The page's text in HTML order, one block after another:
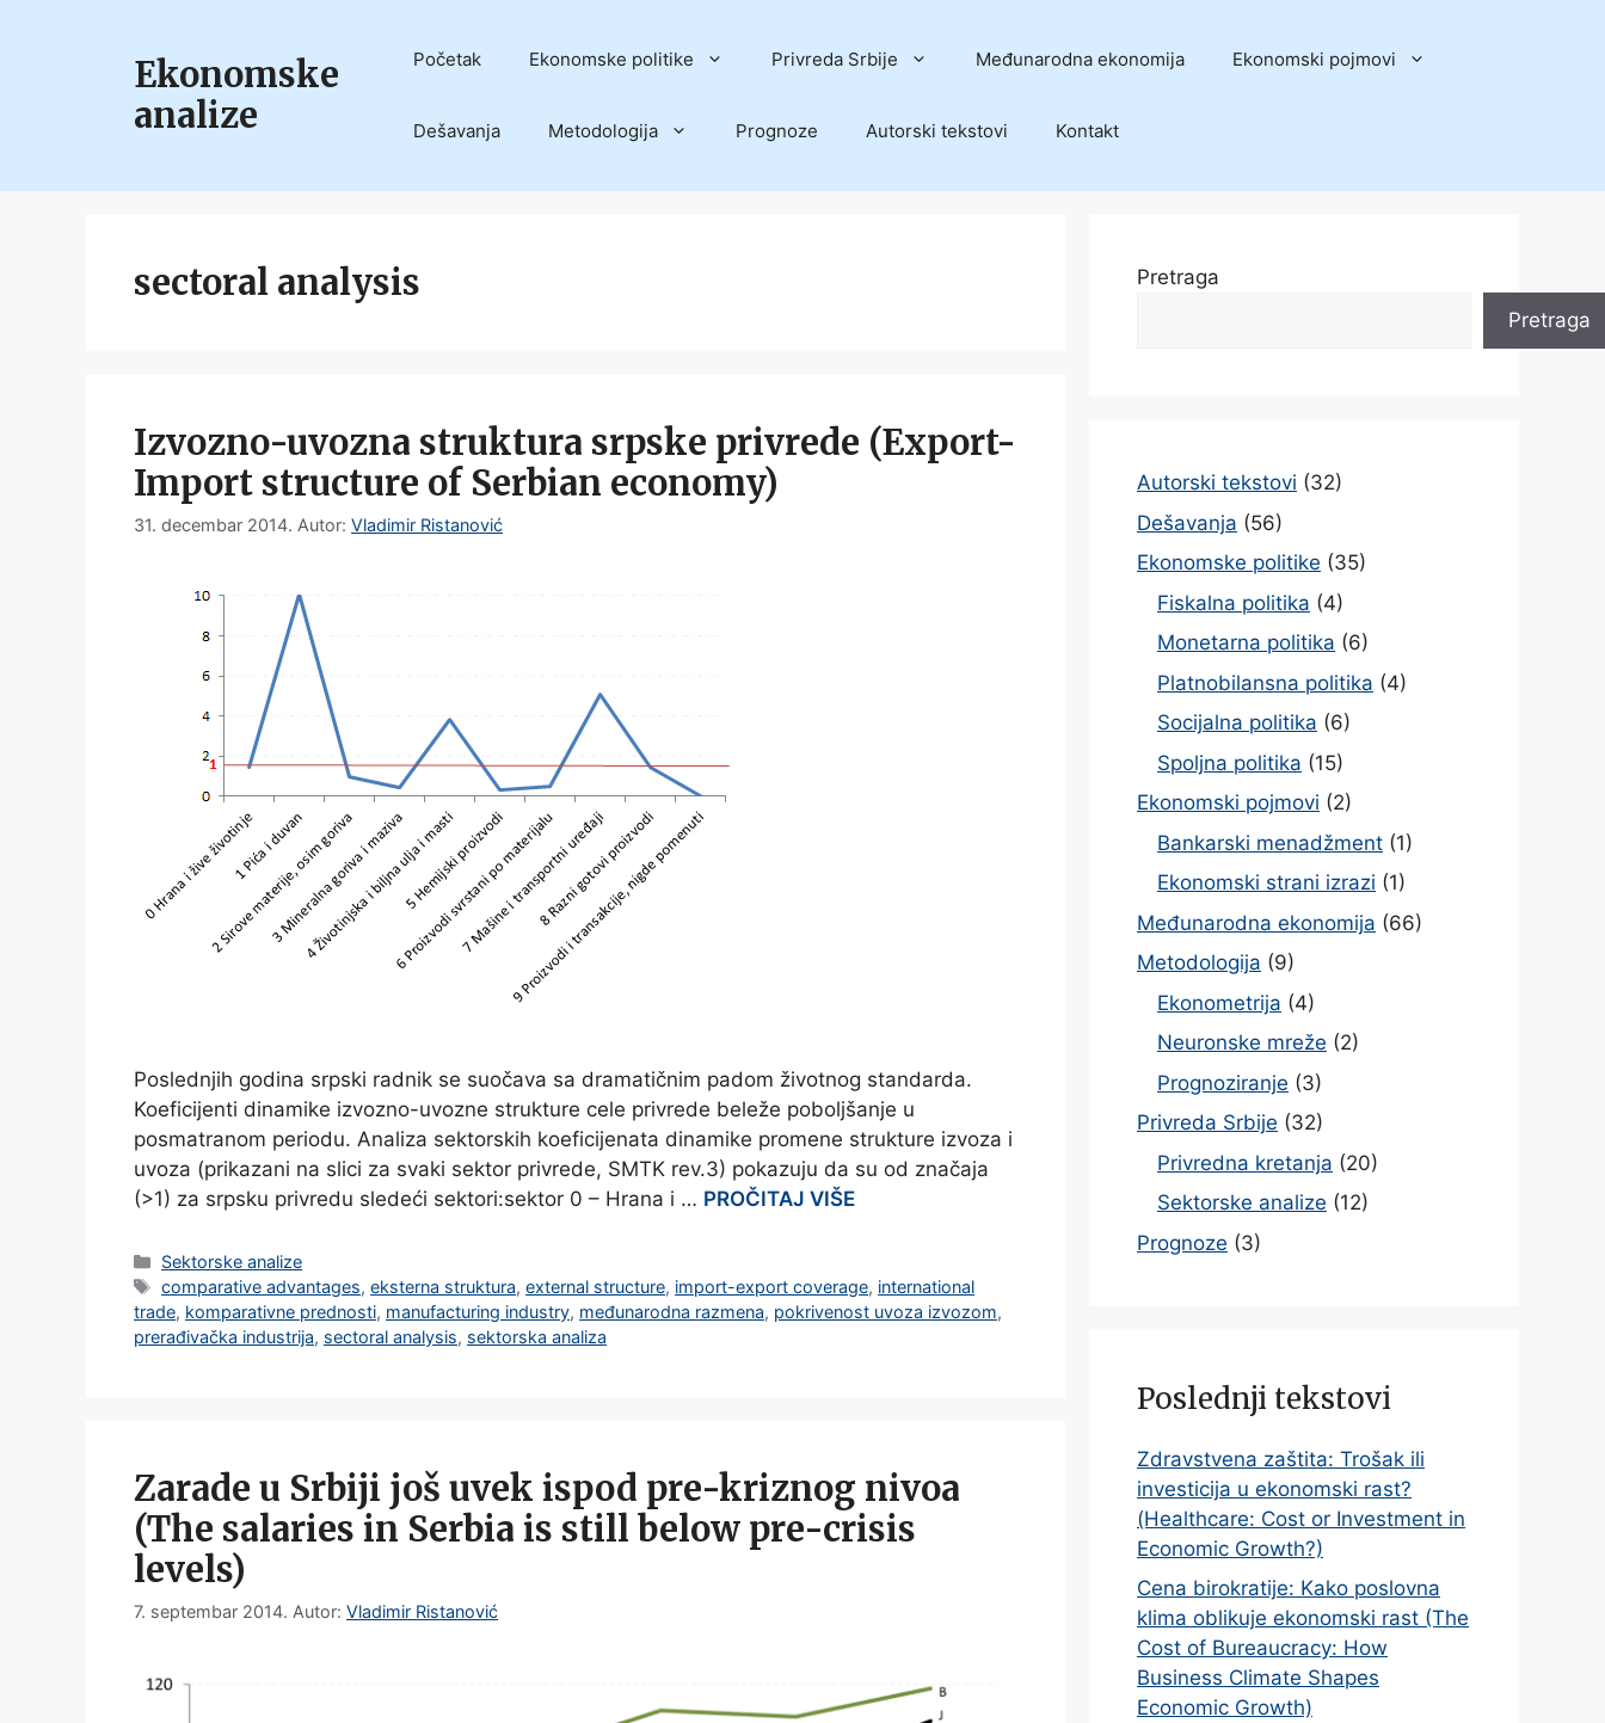
Ekonomske
analize
Početak Ekonomske politike Privreda Srbije Međunarodna ekonomija Ekonomski pojmovi
Dešavanja Metodologija Prognoze Autorski tekstovi Kontakt
sectoral analysis
Izvozno-uvozna struktura srpske privrede (Export-
Import structure of Serbian economy)
31. decembar 2014. Autor: Vladimir Ristanović
Poslednjih godina srpski radnik se suočava sa dramatičnim padom životnog standarda.
Koeficijenti dinamike izvozno-uvozne strukture cele privrede beleže poboljšanje u
posmatranom periodu. Analiza sektorskih koeficijenata dinamike promene strukture izvoza i
uvoza (prikazani na slici za svaki sektor privrede, SMTK rev.3) pokazuju da su od značaja
(>1) za srpsku privredu sledeći sektori:sektor 0 – Hrana i … PROČITAJ VIŠE
Categories
Sektorske analize
Tags
comparative advantages,eksterna struktura,external structure, import-export coverage, international
trade, komparativne prednosti, manufacturing industry, međunarodna razmena, pokrivenost uvoza izvozom,
prerađivačka industrija, sectoral analysis, sektorska analiza
Zarade u Srbiji još uvek ispod pre-kriznog nivoa
(The salaries in Serbia is still below pre-crisis
levels)
7. septembar 2014. Autor: Vladimir Ristanović
Pretraga
Pretraga
Autorski tekstovi (32)
Dešavanja (56)
Ekonomske politike (35)
Fiskalna politika (4)
Monetarna politika (6)
Platnobilansna politika (4)
Socijalna politika (6)
Spoljna politika (15)
Ekonomski pojmovi (2)
Bankarski menadžment (1)
Ekonomski strani izrazi (1)
Međunarodna ekonomija (66)
Metodologija (9)
Ekonometrija (4)
Neuronske mreže (2)
Prognoziranje (3)
Privreda Srbije (32)
Privredna kretanja (20)
Sektorske analize (12)
Prognoze (3)
Poslednji tekstovi
Zdravstvena zaštita: Trošak ili
investicija u ekonomski rast?
(Healthcare: Cost or Investment in
Economic Growth?)
Cena birokratije: Kako poslovna
klima oblikuje ekonomski rast (The
Cost of Bureaucracy: How
Business Climate Shapes
Economic Growth)